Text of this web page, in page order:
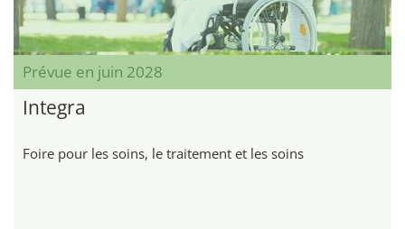
Prévue en juin 2028
Integra
Foire pour les soins, le traitement et les soins